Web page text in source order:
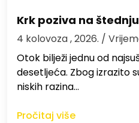
Krk poziva na
4 kolovoza , 2026. /
Otok bilježi jednu od
desetljeća. Zbog izrazito
niskih razina…
Pročitaj više